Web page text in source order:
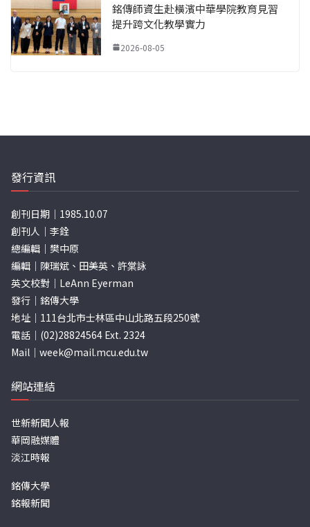
銘傳師資生赴橫濱中華學院教育見習
提升跨文化教學實力
2026-08-05
發行資訊
創刊日期｜1985.10.07
創刊人｜李銓
總編輯｜樊中原
編輯｜陳瑞斌、田美英、許棠詠
英文校對｜LeAnn Eyerman
發行｜銘傳大學
地址｜111台北市士林區中山北路五段250號
電話｜(02)28824564 Ext. 2324
Mail｜ week@mail.mcu.edu.tw
網站連結
世新新聞人報
華岡融媒體
淡江時報
銘傳大學
銘報新聞